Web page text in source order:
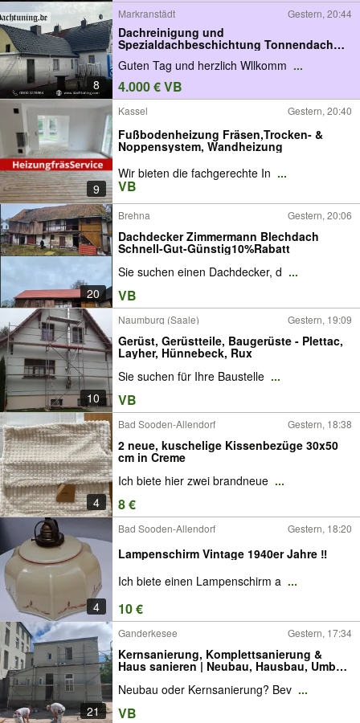
8
Markranstädt Gestern, 20:44
Dachreinigung und
Spezialdachbeschichtung Tonnendach
Betonstein
Guten Tag und herzlich Wllkomm ...
4.000 € VB
9
Kassel Gestern, 20:40
Fußbodenheizung Fräsen,Trocken- &
Noppensystem, Wandheizung
Wir bieten die fachgerechte In ...
VB
20
Brehna Gestern, 20:06
Dachdecker Zimmermann Blechdach
Schnell-Gut-Günstig10%Rabatt
Sie suchen einen Dachdecker, d ...
VB
10
Naumburg (Saale) Gestern, 19:09
Gerüst, Gerüstteile, Baugerüste - Plettac,
Layher, Hünnebeck, Rux
Sie suchen für Ihre Baustelle ...
VB
4
Bad Sooden-Allendorf Gestern, 18:38
2 neue, kuschelige Kissenbezüge 30x50
cm in Creme
Ich biete hier zwei brandneue ...
8 €
4
Bad Sooden-Allendorf Gestern, 18:20
Lampenschirm Vintage 1940er Jahre ‼️
Ich biete einen Lampenschirm a ...
10 €
21
Ganderkesee Gestern, 17:34
Kernsanierung, Komplettsanierung &
Haus sanieren | Neubau, Hausbau, Umbau
& Anbau | deutsche & polnische
Fachbetriebe & Sanierungsfirma | Angebot
prüfen | Vor-Ort-Beratung | Bremen,
Oldenburg, Hamburg
Neubau oder Kernsanierung? Bev ...
VB